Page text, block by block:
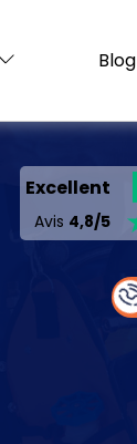
Blog
Excellent
Avis 4,8/5